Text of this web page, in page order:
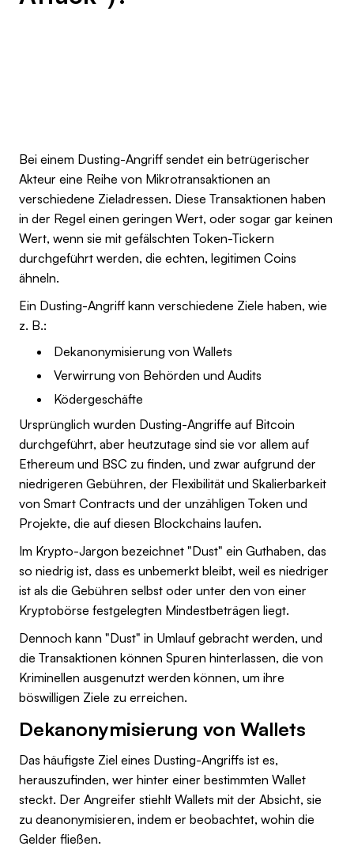
Bei einem Dusting-Angriff sendet ein betrügerischer
Akteur eine Reihe von Mikrotransaktionen an
verschiedene Zieladressen. Diese Transaktionen haben
in der Regel einen geringen Wert, oder sogar gar keinen
Wert, wenn sie mit gefälschten Token-Tickern
durchgeführt werden, die echten, legitimen Coins
ähneln.
Ein Dusting-Angriff kann verschiedene Ziele haben, wie
z. B.:
Dekanonymisierung von Wallets
Verwirrung von Behörden und Audits
Ködergeschäfte
Ursprünglich wurden Dusting-Angriffe auf Bitcoin
durchgeführt, aber heutzutage sind sie vor allem auf
Ethereum und BSC zu finden, und zwar aufgrund der
niedrigeren Gebühren, der Flexibilität und Skalierbarkeit
von Smart Contracts und der unzähligen Token und
Projekte, die auf diesen Blockchains laufen.
Im Krypto-Jargon bezeichnet "Dust" ein Guthaben, das
so niedrig ist, dass es unbemerkt bleibt, weil es niedriger
ist als die Gebühren selbst oder unter den von einer
Kryptobörse festgelegten Mindestbeträgen liegt.
Dennoch kann "Dust" in Umlauf gebracht werden, und
die Transaktionen können Spuren hinterlassen, die von
Kriminellen ausgenutzt werden können, um ihre
böswilligen Ziele zu erreichen.
Dekanonymisierung von Wallets
Das häufigste Ziel eines Dusting-Angriffs ist es,
herauszufinden, wer hinter einer bestimmten Wallet
steckt. Der Angreifer stiehlt Wallets mit der Absicht, sie
zu deanonymisieren, indem er beobachtet, wohin die
Gelder fließen.